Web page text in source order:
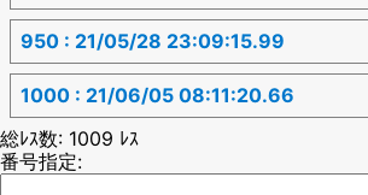
950 : 21/05/28 23:09:15.99
1000 : 21/06/05 08:11:20.66
総ﾚｽ数: 1009 ﾚｽ
番号指定: